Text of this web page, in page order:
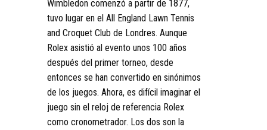
Wimbledon comenzó a partir de 1877,
tuvo lugar en el All England Lawn Tennis
and Croquet Club de Londres. Aunque
Rolex asistió al evento unos 100 años
después del primer torneo, desde
entonces se han convertido en sinónimos
de los juegos. Ahora, es difícil imaginar el
juego sin el reloj de referencia Rolex
como cronometrador. Los dos son la